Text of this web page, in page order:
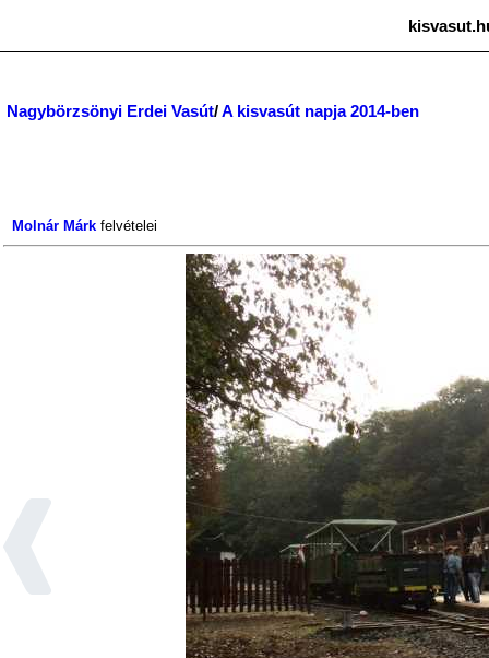
Nagybörzsönyi Erdei Vasút/A kisvasút napja 2014-ben
Molnár Márk felvételei